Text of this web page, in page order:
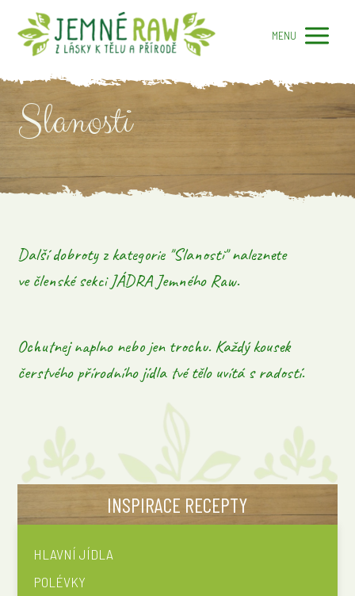
MENU
Slanosti
Další dobroty z kategorie "Slanosti" naleznete
ve členské sekci JÁDRA Jemného Raw.
Ochutnej naplno nebo jen trochu. Každý kousek
čerstvého přírodního jídla tvé tělo uvítá s radostí.
INSPIRACE RECEPTY
HLAVNÍ JÍDLA
POLÉVKY